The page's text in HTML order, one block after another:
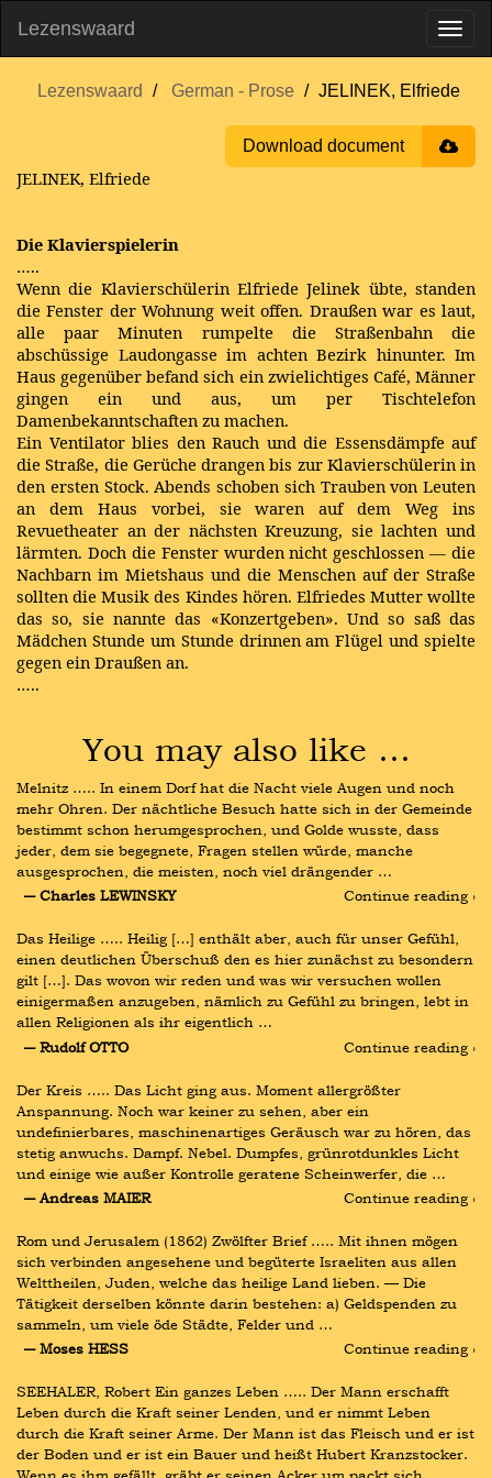
Lezenswaard
Lezenswaard German - Prose JELINEK, Elfriede
Download document
JELINEK, Elfriede
Die Klavierspielerin
…..
Wenn die Klavierschülerin Elfriede Jelinek übte, standen
die Fenster der Wohnung weit offen. Draußen war es laut,
alle paar Minuten rumpelte die Straßenbahn die
abschüssige Laudongasse im achten Bezirk hinunter. Im
Haus gegenüber befand sich ein zwielichtiges Café, Männer
gingen ein und aus, um per Tischtelefon
Damenbekanntschaften zu machen.
Ein Ventilator blies den Rauch und die Essensdämpfe auf
die Straße, die Gerüche drangen bis zur Klavierschülerin in
den ersten Stock. Abends schoben sich Trauben von Leuten
an dem Haus vorbei, sie waren auf dem Weg ins
Revuetheater an der nächsten Kreuzung, sie lachten und
lärmten. Doch die Fenster wurden nicht geschlossen — die
Nachbarn im Mietshaus und die Menschen auf der Straße
sollten die Musik des Kindes hören. Elfriedes Mutter wollte
das so, sie nannte das «Konzertgeben». Und so saß das
Mädchen Stunde um Stunde drinnen am Flügel und spielte
gegen ein Draußen an.
…..
You may also like …
Melnitz ….. In einem Dorf hat die Nacht viele Augen und noch
mehr Ohren. Der nächtliche Besuch hatte sich in der Gemeinde
bestimmt schon herumgesprochen, und Golde wusste, dass
jeder, dem sie begegnete, Fragen stellen würde, manche
ausgesprochen, die meisten, noch viel drängender …
― Charles LEWINSKY
Continue reading ›
Das Heilige ….. Heilig […] enthält aber, auch für unser Gefühl,
einen deutlichen Überschuß den es hier zunächst zu besondern
gilt […]. Das wovon wir reden und was wir versuchen wollen
einigermaßen anzugeben, nämlich zu Gefühl zu bringen, lebt in
allen Religionen als ihr eigentlich …
― Rudolf OTTO
Continue reading ›
Der Kreis ….. Das Licht ging aus. Moment allergrößter
Anspannung. Noch war keiner zu sehen, aber ein
undefinierbares, maschinenartiges Geräusch war zu hören, das
stetig anwuchs. Dampf. Nebel. Dumpfes, grünrotdunkles Licht
und einige wie außer Kontrolle geratene Scheinwerfer, die …
― Andreas MAIER
Continue reading ›
Rom und Jerusalem (1862) Zwölfter Brief ….. Mit ihnen mögen
sich verbinden angesehene und begüterte Israeliten aus allen
Welttheilen, Juden, welche das heilige Land lieben. — Die
Tätigkeit derselben könnte darin bestehen: a) Geldspenden zu
sammeln, um viele öde Städte, Felder und …
― Moses HESS
Continue reading ›
SEEHALER, Robert Ein ganzes Leben ….. Der Mann erschafft
Leben durch die Kraft seiner Lenden, und er nimmt Leben
durch die Kraft seiner Arme. Der Mann ist das Fleisch und er ist
der Boden und er ist ein Bauer und heißt Hubert Kranzstocker.